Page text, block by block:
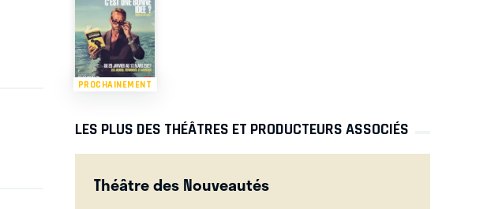
PROCHAINEMENT
LES PLUS DES THÉÂTRES ET PRODUCTEURS ASSOCIÉS
Théâtre des Nouveautés